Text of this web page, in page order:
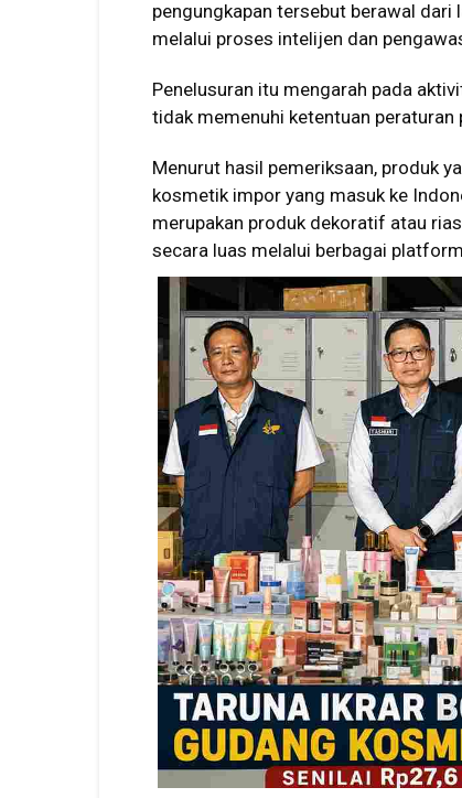
pengungkapan tersebut berawal
melalui proses intelijen dan
Penelusuran itu mengarah pada
tidak memenuhi ketentuan peraturan
Menurut hasil pemeriksaan, produk
kosmetik impor yang masuk ke
merupakan produk dekoratif atau
secara luas melalui berbagai